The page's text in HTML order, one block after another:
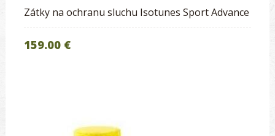
Zátky na ochranu sluchu Isotunes Sport Advance
159.00 €